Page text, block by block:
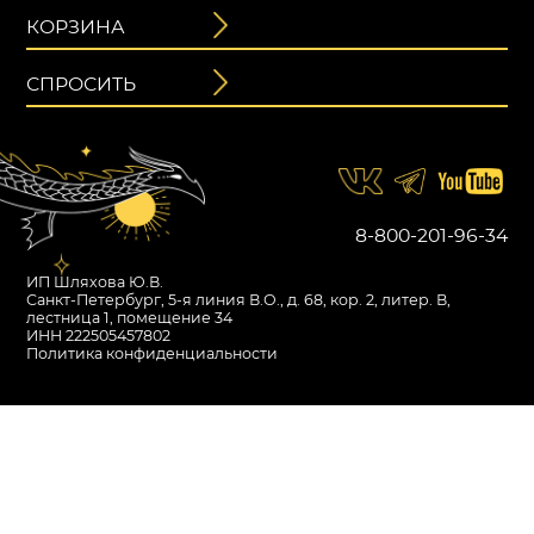
3 600₽
Первоначальная
цена
составляла
3
600 ₽.
1 980
Текущая
цена:
1
980 ₽.
БРАСЛЕТ ГВИНЕВРА
Альбион
амазонит, агат белый
В КОРЗИНУ
КОРЗИНА
СПРОСИТЬ
ИП Шляхова Ю.В.
Санкт-Петербург, 5-я линия В.О., д. 68, кор. 2, литер. В,
лестница 1, помещение 34
ИНН 222505457802
Политика конфиденциальности
8-800-201-96-34